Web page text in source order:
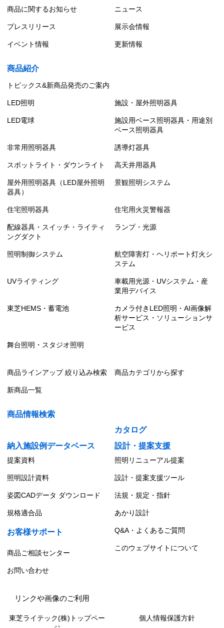
商品に関するお知らせ ニュース
プレスリリース 展示会情報
イベント情報 更新情報
商品紹介
トピックス&新商品発売のご案内
LED照明 施設・屋外照明器具
LED電球
施設用ベース照明器具・用途別
ベース照明器具
非常用照明器具 誘導灯器具
スポットライト・ダウンライト 高天井用器具
屋外用照明器具（LED屋外照明
器具）
景観照明システム
住宅照明器具 住宅用火災警報器
配線器具・スイッチ・ライティ
ングダクト
ランプ・光源
照明制御システム
航空障害灯・ヘリポート灯火シ
ステム
UVライティング
車載用光源・UVシステム・産
業用デバイス
東芝HEMS・蓄電池
カメラ付きLED照明・AI画像解
析サービス・ソリューションサ
ービス
舞台照明・スタジオ照明
商品ラインアップ 絞り込み検索 商品カテゴリから探す
新商品一覧
商品情報検索
カタログ
納入施設例データベース
設計・提案支援
提案資料 照明リニューアル提案
照明設計資料 設計・提案支援ツール
姿図CADデータ ダウンロード 法規・規定・指針
規格適合品 あかり設計
お客様サポート Q&A・よくあるご質問
商品ご相談センター
このウェブサイトについて
お問い合わせ
リンクや画像のご利用
東芝ライテック(株)トップペー
個人情報保護方針